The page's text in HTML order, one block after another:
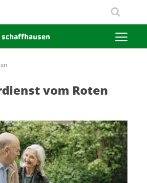
vom Roten